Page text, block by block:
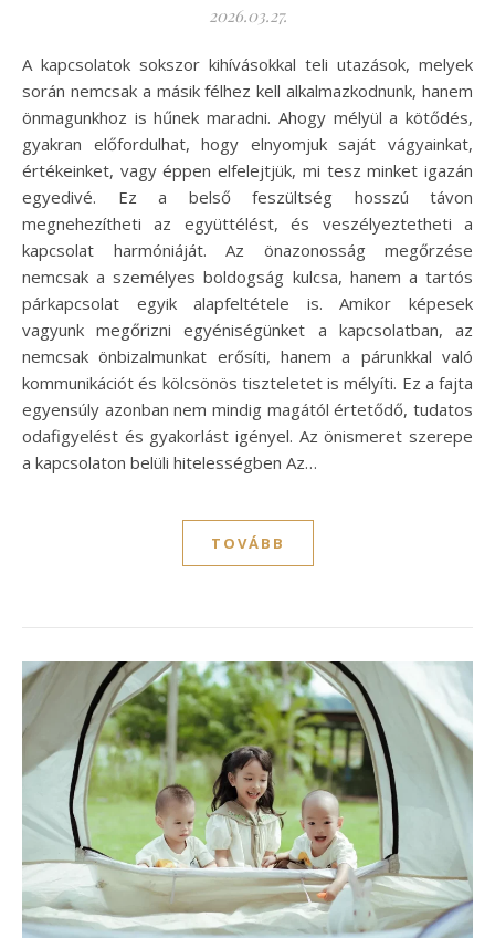
2026.03.27.
A kapcsolatok sokszor kihívásokkal teli utazások, melyek
során nemcsak a másik félhez kell alkalmazkodnunk, hanem
önmagunkhoz is hűnek maradni. Ahogy mélyül a kötődés,
gyakran előfordulhat, hogy elnyomjuk saját vágyainkat,
értékeinket, vagy éppen elfelejtjük, mi tesz minket igazán
egyedivé. Ez a belső feszültség hosszú távon
megnehezítheti az együttélést, és veszélyeztetheti a
kapcsolat harmóniáját. Az önazonosság megőrzése
nemcsak a személyes boldogság kulcsa, hanem a tartós
párkapcsolat egyik alapfeltétele is. Amikor képesek
vagyunk megőrizni egyéniségünket a kapcsolatban, az
nemcsak önbizalmunkat erősíti, hanem a párunkkal való
kommunikációt és kölcsönös tiszteletet is mélyíti. Ez a fajta
egyensúly azonban nem mindig magától értetődő, tudatos
odafigyelést és gyakorlást igényel. Az önismeret szerepe
a kapcsolaton belüli hitelességben Az…
TOVÁBB